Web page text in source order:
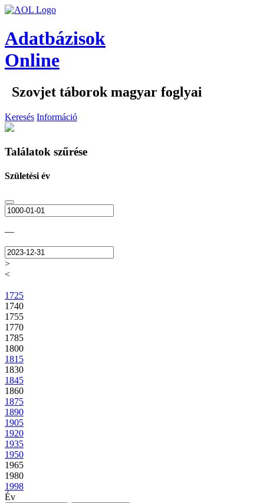
Adatbázisok
Online
Szovjet táborok magyar foglyai
Keresés Információ
Találatok szűrése
Születési év
—
>
<
1725
1740
1755
1770
1785
1800
1815
1830
1845
1860
1875
1890
1905
1920
1935
1950
1965
1980
1998
Év